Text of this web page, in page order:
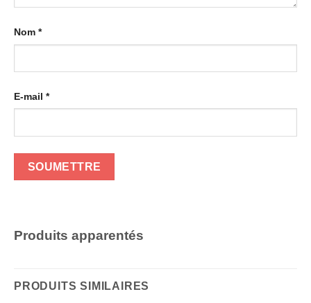
Nom *
E-mail *
Produits apparentés
PRODUITS SIMILAIRES